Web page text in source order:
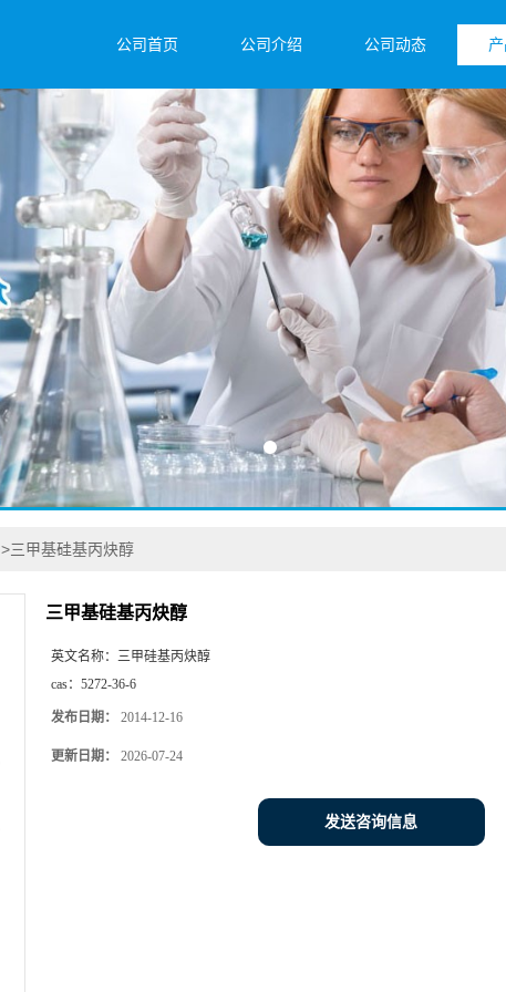
公司首页 公司介绍 公司动态
>三甲基硅基丙炔醇
三甲基硅基丙炔醇
英文名称： 三甲硅基丙炔醇
cas： 5272-36-6
发布日期： 2014-12-16
更新日期： 2026-07-24
发送咨询信息